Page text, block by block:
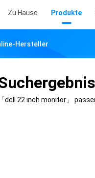
Zu Hause Produkte
Hersteller
「dell 22 inch monitor」